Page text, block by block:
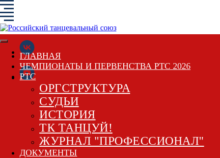
ГЛАВНАЯ
ЧЕМПИОНАТЫ И ПЕРВЕНСТВА РТС 2026
РТС
ОРГСТРУКТУРА
СУДЬИ
ИСТОРИЯ
ТК ТАНЦУЙ!
ЖУРНАЛ "ПРОФЕССИОНАЛ"
ДОКУМЕНТЫ